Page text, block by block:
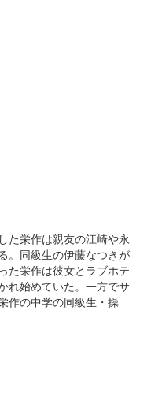
た栄作は親友の江崎や永
。同級生の伊藤なつきが
た栄作は彼女とラブホテ
れ始めていた。一方でサ
作の中学の同級生・操